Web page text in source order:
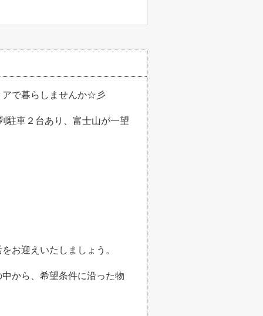
アで暮らしませんか☆彡
車２台あり、富士山が一望
お迎えいたしましょう。
から、希望条件に沿った物